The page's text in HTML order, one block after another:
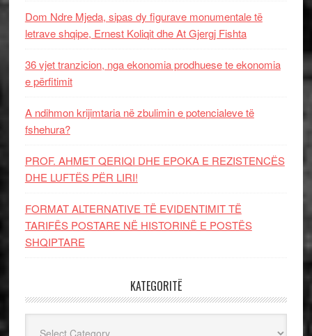
Dom Ndre Mjeda, sipas dy figurave monumentale të
letrave shqipe, Ernest Koliqit dhe At Gjergj Fishta
36 vjet tranzicion, nga ekonomia prodhuese te ekonomia
e përfitimit
A ndihmon krijimtaria në zbulimin e potencialeve të
fshehura?
PROF. AHMET QERIQI DHE EPOKA E REZISTENCЁS
DHE LUFTЁS PЁR LIRI!
FORMAT ALTERNATIVE TË EVIDENTIMIT TË
TARIFËS POSTARE NË HISTORINË E POSTËS
SHQIPTARE
KATEGORITË